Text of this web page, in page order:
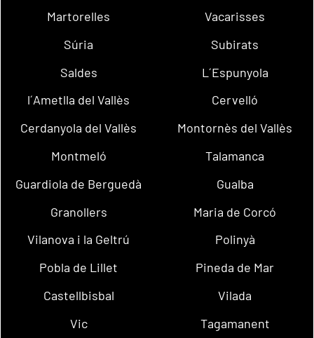
Martorelles
Vacarisses
Súria
Subirats
Saldes
L´Espunyola
l´Ametlla del Vallès
Cervelló
Cerdanyola del Vallès
Montornès del Vallès
Montmeló
Talamanca
Guardiola de Berguedà
Gualba
Granollers
Maria de Corcó
Vilanova i la Geltrú
Polinyà
Pobla de Lillet
Pineda de Mar
Castellbisbal
Vilada
Vic
Tagamanent